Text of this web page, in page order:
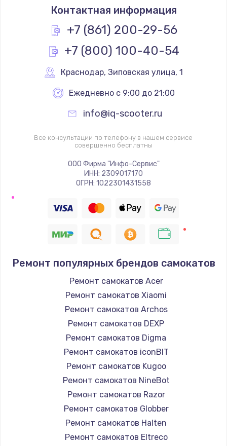
Контактная информация
+7 (861) 200-29-56
+7 (800) 100-40-54
Краснодар, Зиповская улица, 1
Ежедневно с 9:00 до 21:00
info@iq-scooter.ru
Все консультации по телефону в нашем сервисе
совершенно бесплатны
ООО Фирма "Инфо-Сервис"
ИНН: 2309017170
ОГРН: 1022301431558
Ремонт популярных брендов самокатов
Ремонт самокатов Acer
Ремонт самокатов Xiaomi
Ремонт самокатов Archos
Ремонт самокатов DEXP
Ремонт самокатов Digma
Ремонт самокатов iconBIT
Ремонт самокатов Kugoo
Ремонт самокатов NineBot
Ремонт самокатов Razor
Ремонт самокатов Globber
Ремонт самокатов Halten
Ремонт самокатов Eltreco